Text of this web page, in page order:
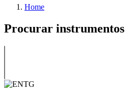
Home
Procurar instrumentos